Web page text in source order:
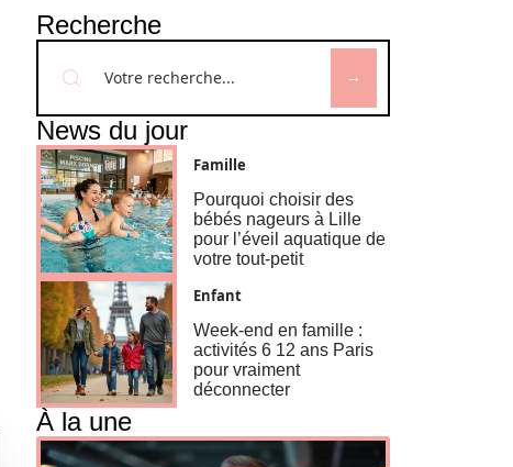
Recherche
News du jour
Famille
Pourquoi choisir des
bébés nageurs à Lille
pour l’éveil aquatique de
votre tout-petit
Enfant
Week-end en famille :
activités 6 12 ans Paris
pour vraiment
déconnecter
À la une